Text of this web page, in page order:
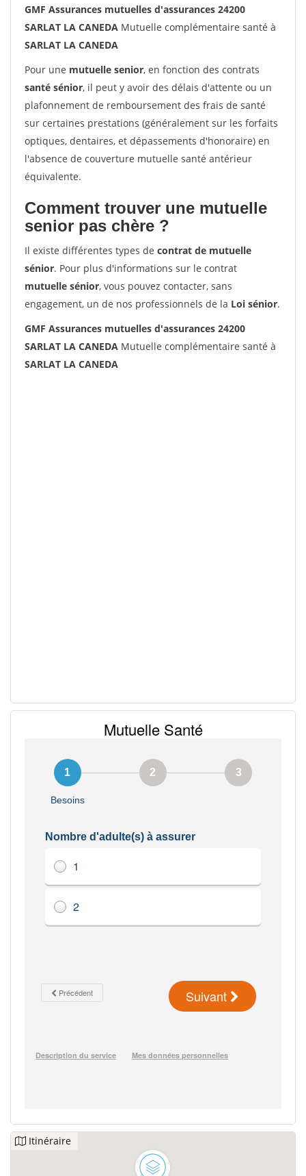
GMF Assurances mutuelles d'assurances 24200
SARLAT LA CANEDA Mutuelle complémentaire santé à
SARLAT LA CANEDA
Pour une mutuelle senior, en fonction des contrats
santé sénior, il peut y avoir des délais d'attente ou un
plafonnement de remboursement des frais de santé
sur certaines prestations (généralement sur les forfaits
optiques, dentaires, et dépassements d'honoraire) en
l'absence de couverture mutuelle santé antérieur
équivalente.
Comment trouver une mutuelle
senior pas chère ?
Il existe différentes types de contrat de mutuelle
sénior. Pour plus d'informations sur le contrat
mutuelle sénior, vous pouvez contacter, sans
engagement, un de nos professionnels de la Loi sénior.
GMF Assurances mutuelles d'assurances 24200
SARLAT LA CANEDA Mutuelle complémentaire santé à
SARLAT LA CANEDA
Itinéraire